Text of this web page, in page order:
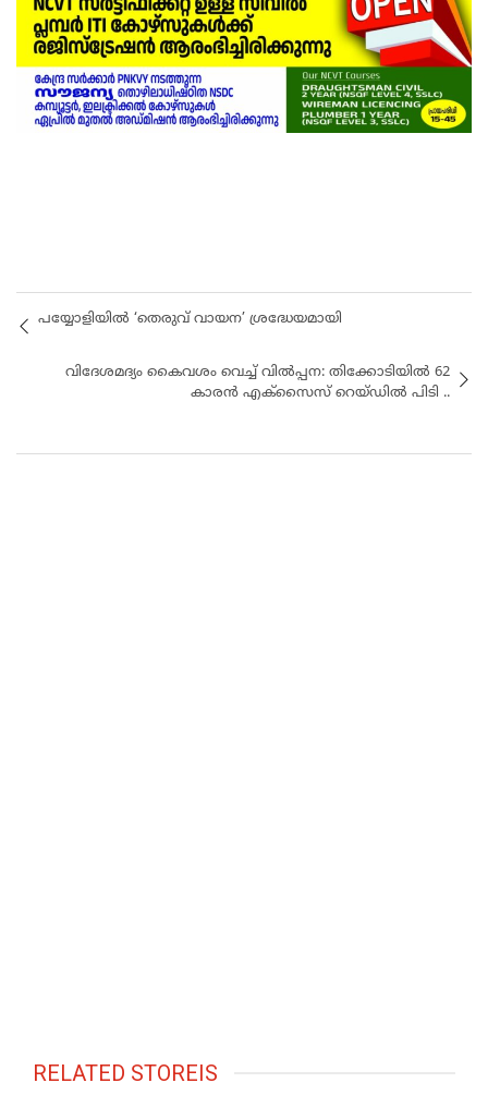
പയ്യോളിയിൽ ‘തെരുവ് വായന’ ശ്രദ്ധേയമായി
വിദേശമദ്യം കൈവശം വെച്ച് വിൽപ്പന: തിക്കോടിയില്‍ 62
കാരൻ എക്‌സൈസ് റെയ്ഡിൽ പിടി ..
RELATED STOREIS